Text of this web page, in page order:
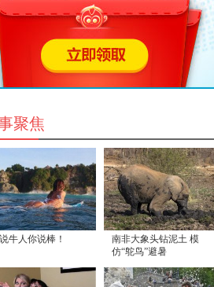
聚焦
牛人你说棒！
南非大象头钻泥土 模
仿“鸵鸟”避暑